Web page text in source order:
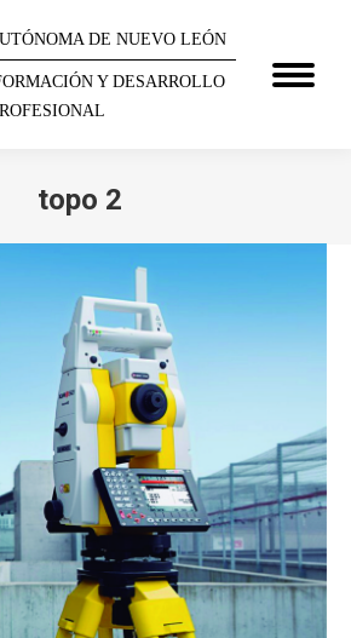
DE NUEVO LEÓN
Y DESARROLLO
topo 2